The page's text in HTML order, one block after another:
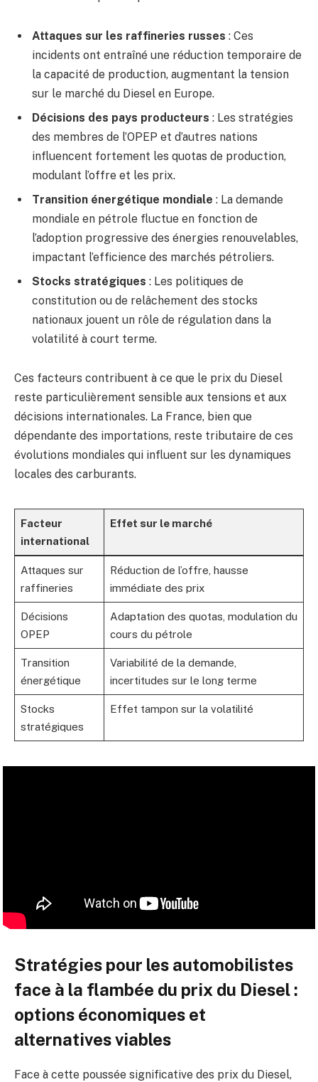
Attaques sur les raffineries russes : Ces
incidents ont entraîné une réduction temporaire de
la capacité de production, augmentant la tension
sur le marché du Diesel en Europe.
Décisions des pays producteurs : Les stratégies
des membres de l’OPEP et d’autres nations
influencent fortement les quotas de production,
modulant l’offre et les prix.
Transition énergétique mondiale : La demande
mondiale en pétrole fluctue en fonction de
l’adoption progressive des énergies renouvelables,
impactant l’efficience des marchés pétroliers.
Stocks stratégiques : Les politiques de
constitution ou de relâchement des stocks
nationaux jouent un rôle de régulation dans la
volatilité à court terme.
Ces facteurs contribuent à ce que le prix du Diesel
reste particulièrement sensible aux tensions et aux
décisions internationales. La France, bien que
dépendante des importations, reste tributaire de ces
évolutions mondiales qui influent sur les dynamiques
locales des carburants.
Facteur
international
Effet sur le marché
Attaques sur
raffineries
Réduction de l’offre, hausse
immédiate des prix
Décisions
OPEP
Adaptation des quotas, modulation du
cours du pétrole
Transition
énergétique
Variabilité de la demande,
incertitudes sur le long terme
Stocks
stratégiques
Effet tampon sur la volatilité
Stratégies pour les automobilistes
face à la flambée du prix du Diesel :
options économiques et
alternatives viables
Face à cette poussée significative des prix du Diesel,